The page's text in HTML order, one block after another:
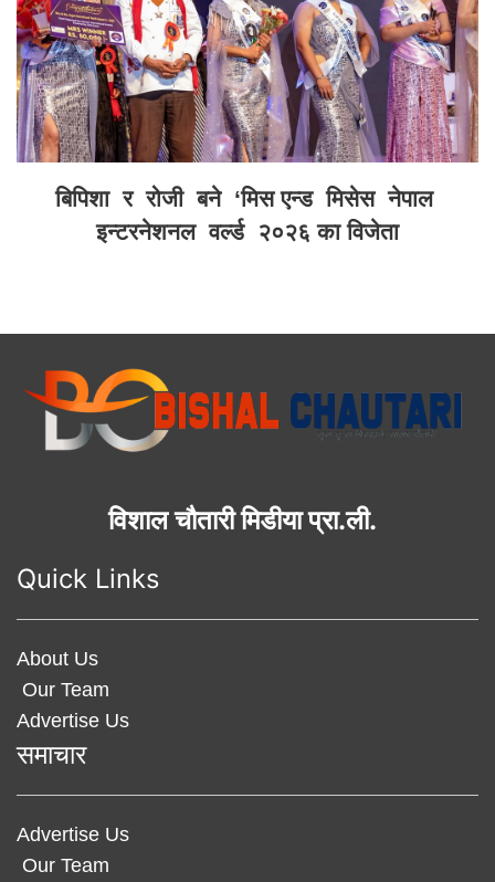
बिपिशा र रोजी बने ‘मिस एन्ड मिसेस नेपाल
इन्टरनेशनल वर्ल्ड २०२६ का विजेता
विशाल चौतारी मिडीया प्रा.ली.
Quick Links
About Us
Our Team
Advertise Us
समाचार
Advertise Us
Our Team